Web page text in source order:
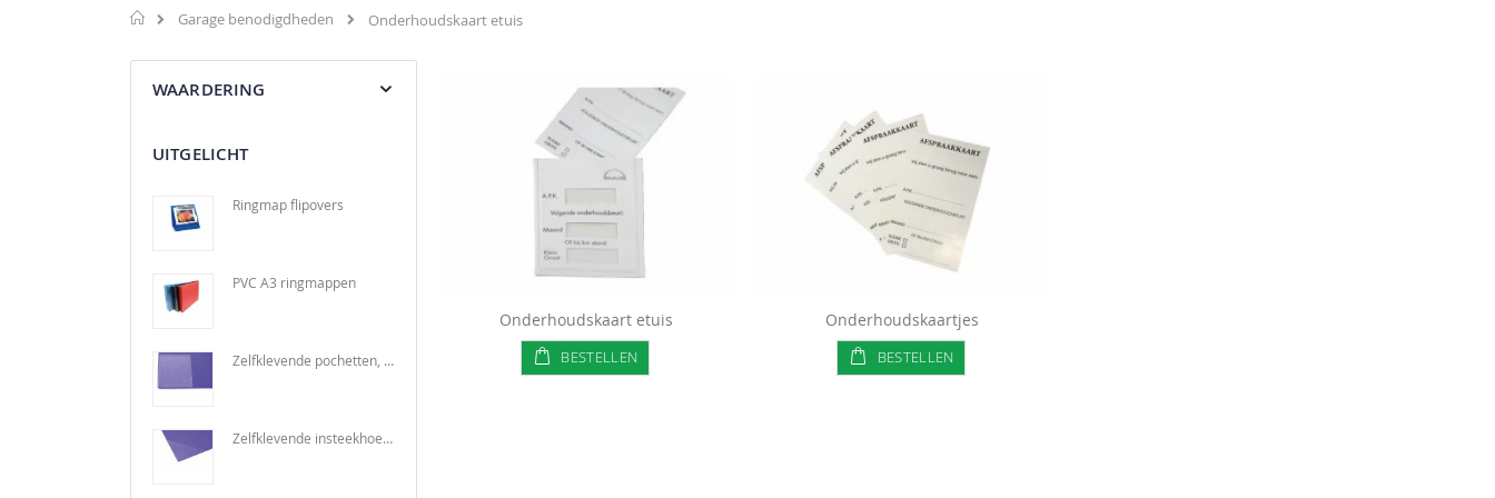
Home
Garage benodigdheden Onderhoudskaart etuis
Onderhoudskaart etuis
BESTELLEN
Onderhoudskaartjes
BESTELLEN
WAARDERING
UITGELICHT
Ringmap flipovers
PVC A3 ringmappen
Zelfklevende pochetten, PVC
Zelfklevende insteekhoeken